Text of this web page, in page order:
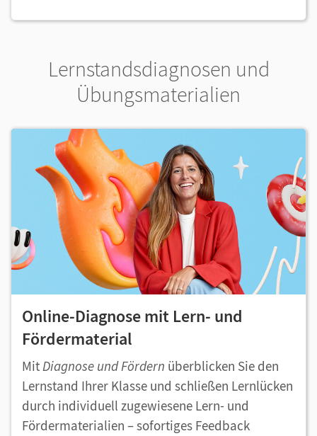
Lernstandsdiagnosen und
Übungsmaterialien
Online-Diagnose mit Lern- und
Fördermaterial
MitDiagnose und Fördern überblicken Sie den
Lernstand Ihrer Klasse und schließen Lernlücken
durch individuell zugewiesene Lern- und
Fördermaterialien – sofortiges Feedback